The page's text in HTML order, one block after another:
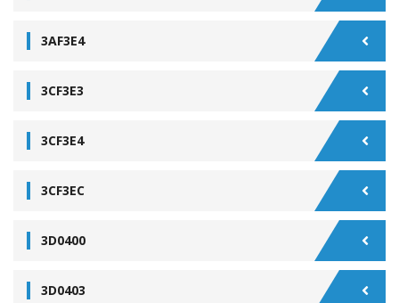
3AF3E4
3CF3E3
3CF3E4
3CF3EC
3D0400
3D0403